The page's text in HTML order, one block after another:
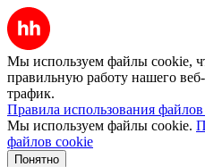
Мы используем файлы cookie,
правильную работу нашего
трафик.
Правила использования
Мы используем файлы cookie.
файлов cookie
Понятно